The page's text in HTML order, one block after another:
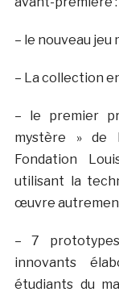
– le nouveau jeu
– La collection
– le premier
mystère » de
Fondation
utilisant la
œuvre
– 7
innovants
étudiants du